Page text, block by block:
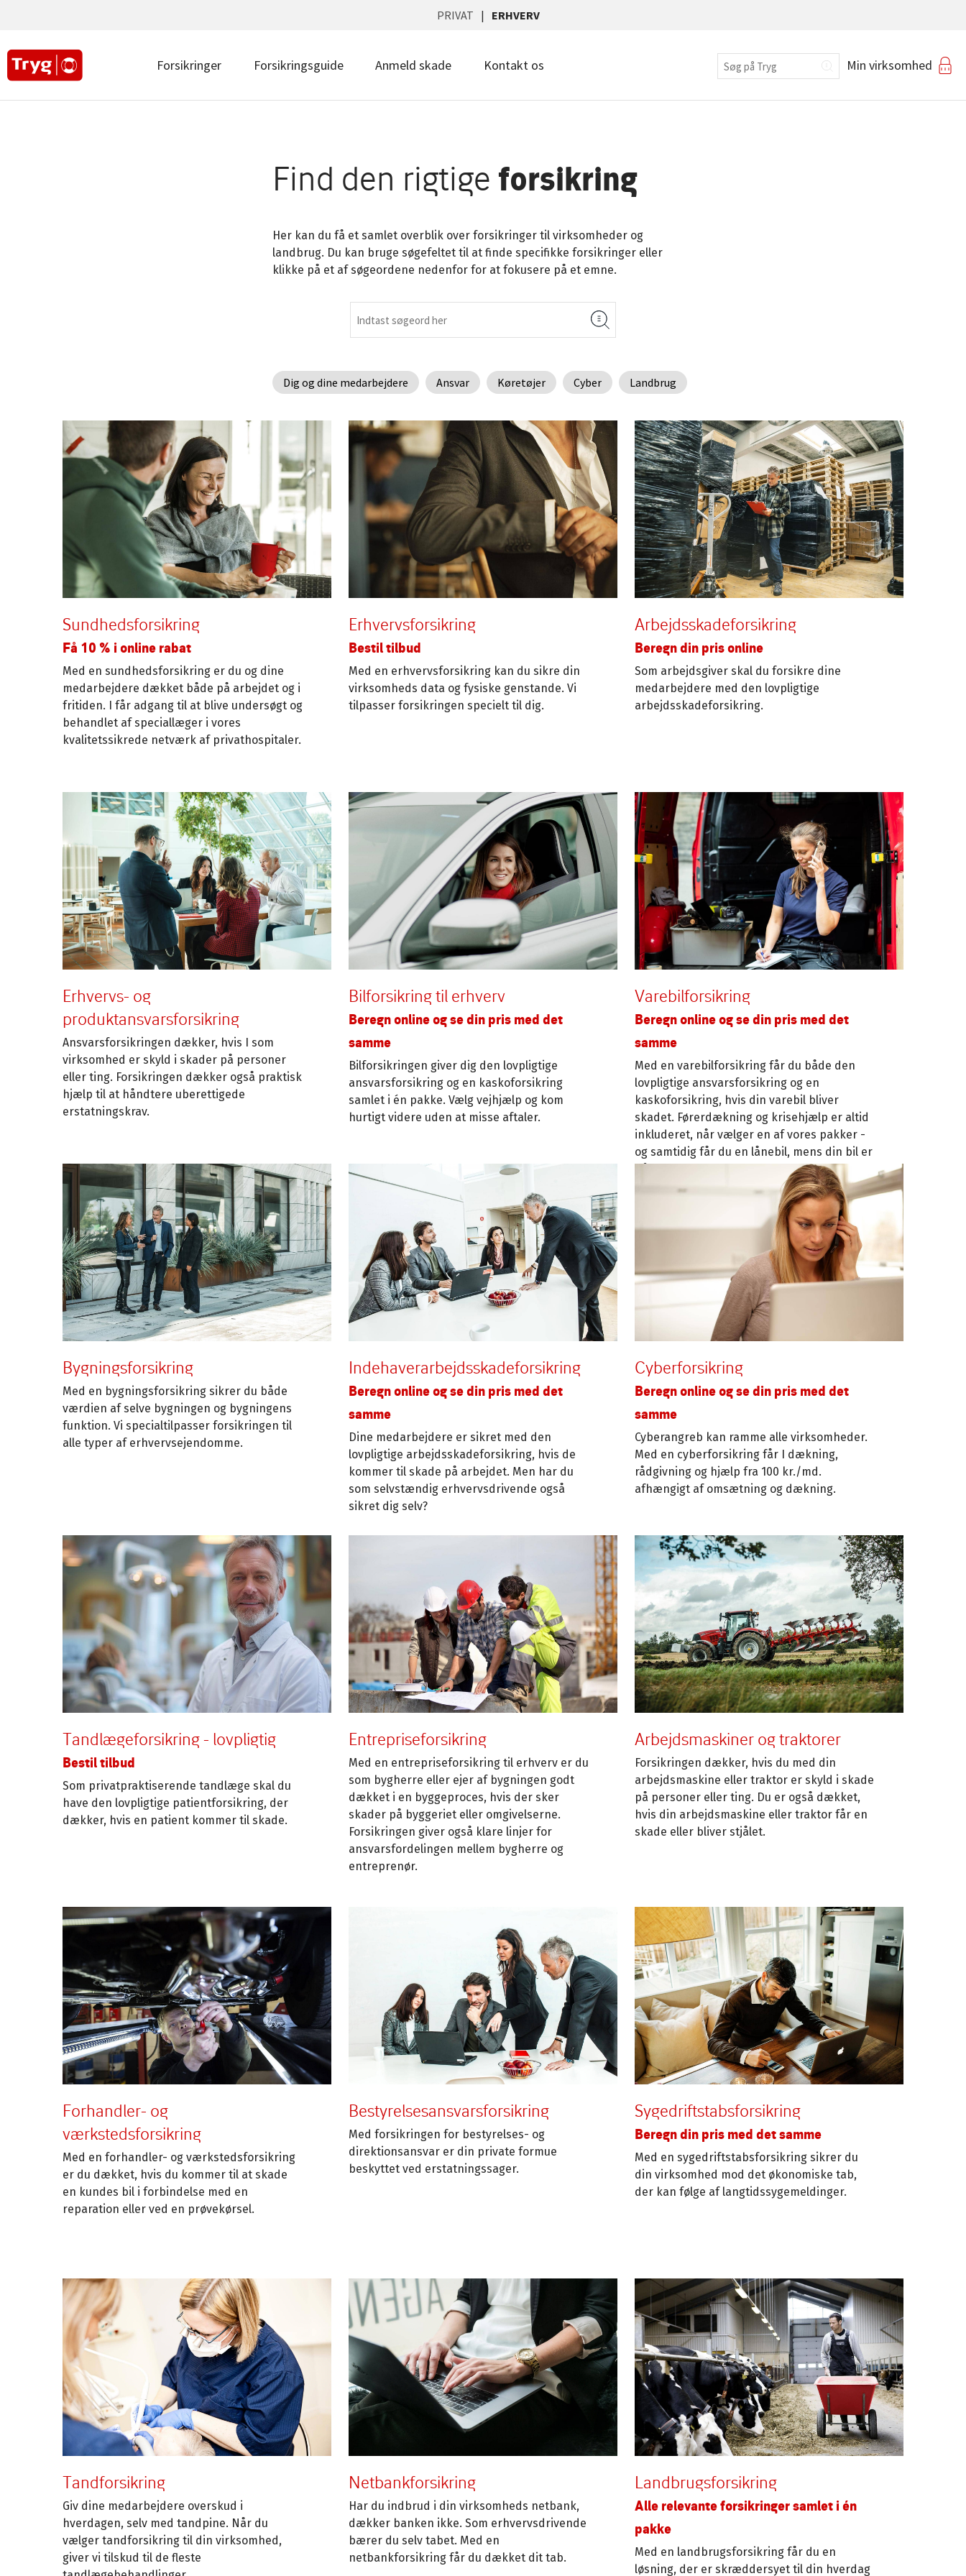
Erhverv
PRIVAT ERHVERV
Main
|
Forsikringer Forsikringsguide Anmeld skade Kontakt os
Erhverv
Login
Min virksomhed
Find den rigtige forsikring
Her kan du få et samlet overblik over forsikringer til virksomheder og
landbrug. Du kan bruge søgefeltet til at finde specifikke forsikringer eller
klikke på et af søgeordene nedenfor for at fokusere på et emne.
Dig og dine medarbejdere Ansvar Køretøjer Cyber Landbrug
Sundhedsforsikring
Få 10 % i online rabat
Med en sundhedsforsikring er du og dine
medarbejdere dækket både på arbejdet og i
fritiden. I får adgang til at blive undersøgt og
behandlet af speciallæger i vores
kvalitetssikrede netværk af privathospitaler.
Erhvervsforsikring
Bestil tilbud
Med en erhvervsforsikring kan du sikre din
virksomheds data og fysiske genstande. Vi
tilpasser forsikringen specielt til dig.
Arbejdsskadeforsikring
Beregn din pris online
Som arbejdsgiver skal du forsikre dine
medarbejdere med den lovpligtige
arbejdsskadeforsikring.
Erhvervs- og
produktansvarsforsikring
Ansvarsforsikringen dækker, hvis I som
virksomhed er skyld i skader på personer
eller ting. Forsikringen dækker også praktisk
hjælp til at håndtere uberettigede
erstatningskrav.
Bilforsikring til erhverv
Beregn online og se din pris med det
samme
Bilforsikringen giver dig den lovpligtige
ansvarsforsikring og en kaskoforsikring
samlet i én pakke. Vælg vejhjælp og kom
hurtigt videre uden at misse aftaler.
Varebilforsikring
Beregn online og se din pris med det
samme
Med en varebilforsikring får du både den
lovpligtige ansvarsforsikring og en
kaskoforsikring, hvis din varebil bliver
skadet. Førerdækning og krisehjælp er altid
inkluderet, når vælger en af vores pakker -
og samtidig får du en lånebil, mens din bil er
Bygningsforsikring
Med en bygningsforsikring sikrer du både
værdien af selve bygningen og bygningens
funktion. Vi specialtilpasser forsikringen til
alle typer af erhvervsejendomme.
Indehaverarbejdsskadeforsikring
Beregn online og se din pris med det
samme
Dine medarbejdere er sikret med den
lovpligtige arbejdsskadeforsikring, hvis de
kommer til skade på arbejdet. Men har du
som selvstændig erhvervsdrivende også
sikret dig selv?
Cyberforsikring
Beregn online og se din pris med det
samme
Cyberangreb kan ramme alle virksomheder.
Med en cyberforsikring får I dækning,
rådgivning og hjælp fra 100 kr./md.
afhængigt af omsætning og dækning.
Tandlægeforsikring - lovpligtig
Bestil tilbud
Som privatpraktiserende tandlæge skal du
have den lovpligtige patientforsikring, der
dækker, hvis en patient kommer til skade.
Entrepriseforsikring
Med en entrepriseforsikring til erhverv er du
som bygherre eller ejer af bygningen godt
dækket i en byggeproces, hvis der sker
skader på byggeriet eller omgivelserne.
Forsikringen giver også klare linjer for
ansvarsfordelingen mellem bygherre og
entreprenør.
Arbejdsmaskiner og traktorer
Forsikringen dækker, hvis du med din
arbejdsmaskine eller traktor er skyld i skade
på personer eller ting. Du er også dækket,
hvis din arbejdsmaskine eller traktor får en
skade eller bliver stjålet.
Forhandler- og
værkstedsforsikring
Med en forhandler- og værkstedsforsikring
er du dækket, hvis du kommer til at skade
en kundes bil i forbindelse med en
reparation eller ved en prøvekørsel.
Bestyrelsesansvarsforsikring
Med forsikringen for bestyrelses- og
direktionsansvar er din private formue
beskyttet ved erstatningssager.
Sygedriftstabsforsikring
Beregn din pris med det samme
Med en sygedriftstabsforsikring sikrer du
din virksomhed mod det økonomiske tab,
der kan følge af langtidssygemeldinger.
Tandforsikring
Giv dine medarbejdere overskud i
hverdagen, selv med tandpine. Når du
vælger tandforsikring til din virksomhed,
giver vi tilskud til de fleste
Netbankforsikring
Har du indbrud i din virksomheds netbank,
dækker banken ikke. Som erhvervsdrivende
bærer du selv tabet. Med en
netbankforsikring får du dækket dit tab.
Landbrugsforsikring
Alle relevante forsikringer samlet i én
pakke
Med en landbrugsforsikring får du en
løsning, der er skræddersyet til din hverdag